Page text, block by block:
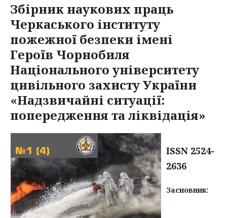
Збірник наукових праць
Черкаського інституту
пожежної безпеки імені
Героїв Чорнобиля
Національного університету
цивільного захисту України
«Надзвичайні ситуації:
попередження та ліквідація»
ISSN 2524-
2636
Засновник: